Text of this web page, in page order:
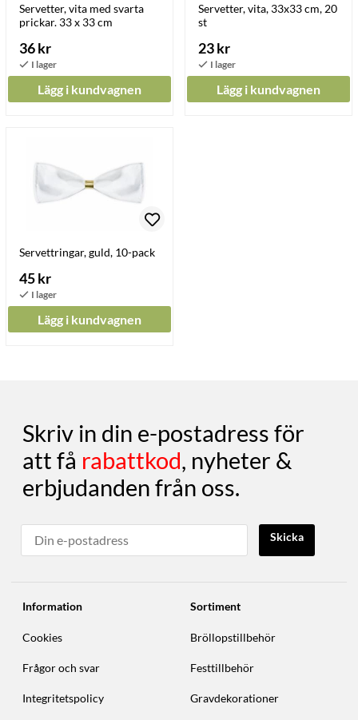
Servetter, vita med svarta
prickar. 33 x 33 cm
36 kr
Lägg i kundvagnen
Servetter, vita, 33x33 cm, 20
st
23 kr
Lägg i kundvagnen
Servettringar, guld, 10-pack
45 kr
Lägg i kundvagnen
Skriv in din e-postadress för
att få rabattkod, nyheter &
erbjudanden från oss.
Skicka
Information
Cookies
Frågor och svar
Integritetspolicy
Sortiment
Bröllopstillbehör
Festtillbehör
Gravdekorationer